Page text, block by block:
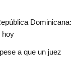
Dominicana:
hoy
a que un juez